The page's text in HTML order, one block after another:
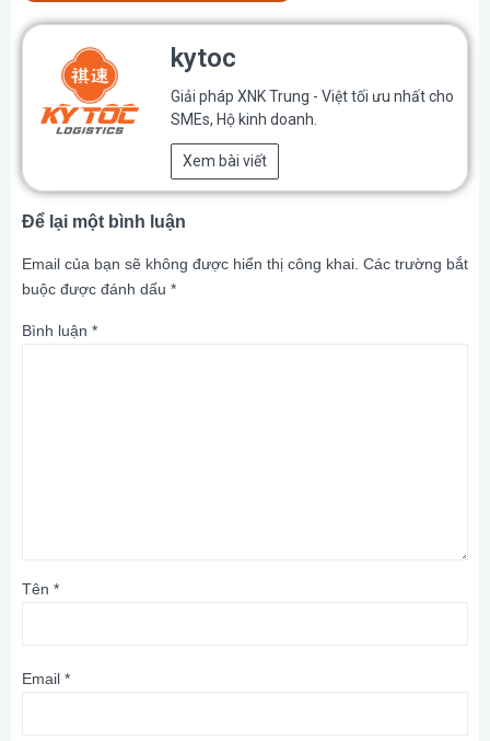
kytoc
Giải pháp XNK Trung - Việt tối ưu nhất cho
SMEs, Hộ kinh doanh.
Xem bài viết
Để lại một bình luận
Email của bạn sẽ không được hiển thị công khai. Các trường bắt
buộc được đánh dấu *
Bình luận *
Tên *
Email *